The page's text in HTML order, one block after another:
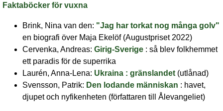
Faktaböcker för vuxna
Brink, Nina van den: "Jag har torkat nog många golv"
en biografi över Maja Ekelöf (Augustpriset 2022)
Cervenka, Andreas: Girig-Sverige : så blev folkhemmet
ett paradis för de superrika
Laurén, Anna-Lena: Ukraina : gränslandet (utlånad)
Svensson, Patrik: Den lodande människan : havet,
djupet och nyfikenheten (författaren till Ålevangeliet)